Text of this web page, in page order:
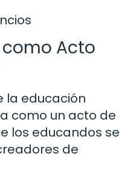
como Acto
la educación
como un acto de
los educandos se
de